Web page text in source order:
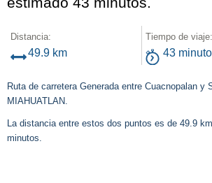
Distancia:
49.9 km
Tiempo de viaje:
43
Ruta de carretera Generada entre Cuacnopalan y
MIAHUATLAN.
La distancia entre estos dos puntos es de 49.9
minutos.